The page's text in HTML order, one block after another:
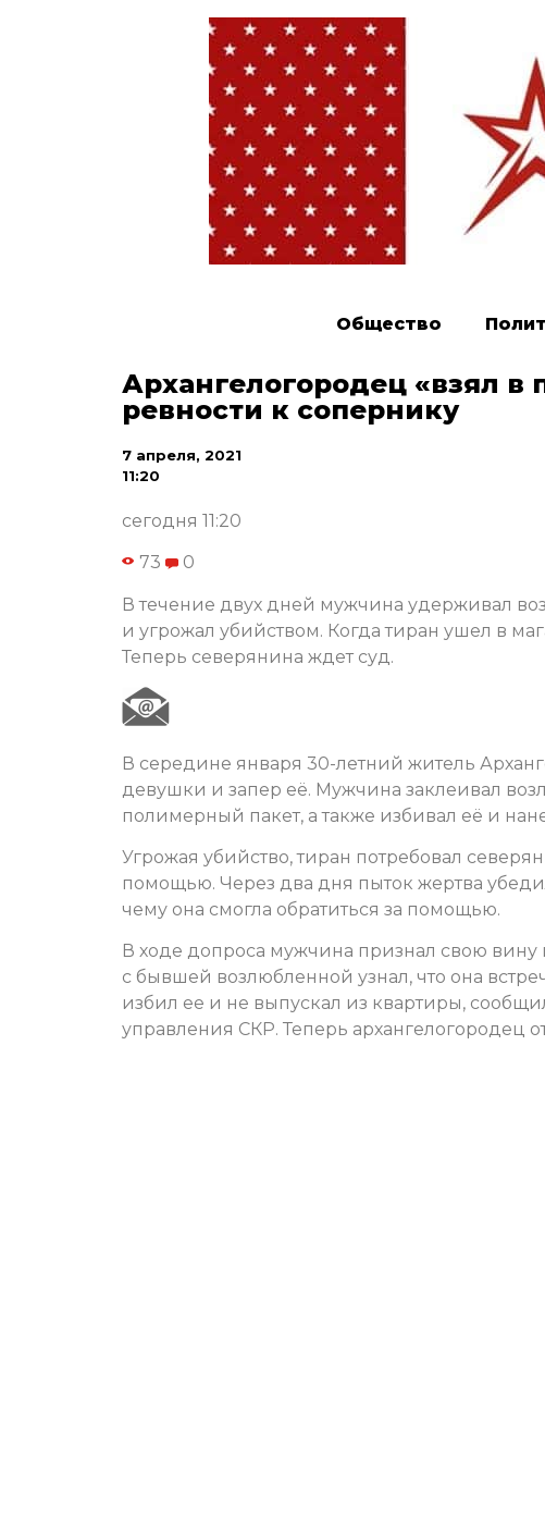
Общество
Архангелогородец «взял
ревности к сопернику
7 апреля, 2021
11:20
сегодня 11:20
73 0
В течение двух дней мужчина удерживал
и угрожал убийством. Когда тиран ушел в
Теперь северянина ждет суд.
В середине января 30-летний житель
девушки и запер её. Мужчина заклеивал
полимерный пакет, а также избивал её и
Угрожая убийство, тиран потребовал
помощью. Через два дня пыток жертва
чему она смогла обратиться за помощью.
В ходе допроса мужчина признал свою
с бывшей возлюбленной узнал, что она
избил ее и не выпускал из квартиры,
управления СКР. Теперь архангелогородец